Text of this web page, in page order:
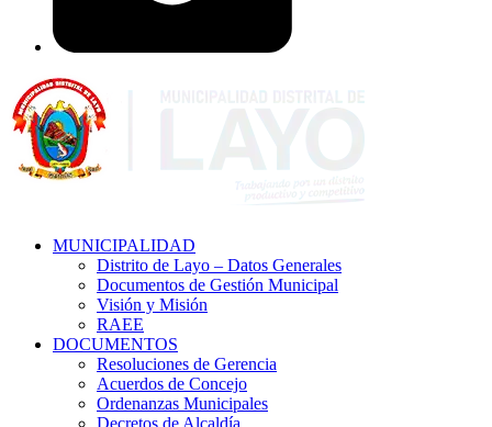
MUNICIPALIDAD
Distrito de Layo – Datos Generales
Documentos de Gestión Municipal
Visión y Misión
RAEE
DOCUMENTOS
Resoluciones de Gerencia
Acuerdos de Concejo
Ordenanzas Municipales